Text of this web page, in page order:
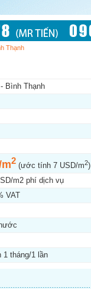
Thạnh
Bình Thạnh
2 (ước tính 7 USD/m2)
m2 phí dịch vụ
VAT
1 tháng/1 lần